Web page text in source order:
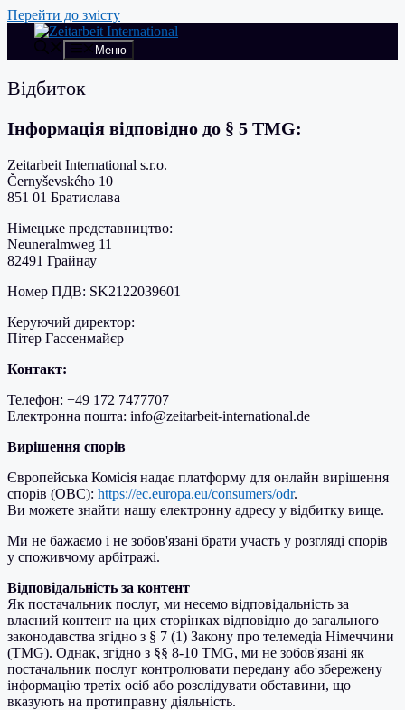
Перейти до змісту
Меню
Відбиток
Інформація відповідно до § 5 TMG:
Zeitarbeit International s.r.o.
Černyševského 10
851 01 Братислава
Німецьке представництво:
Neuneralmweg 11
82491 Грайнау
Номер ПДВ: SK2122039601
Керуючий директор:
Пітер Гассенмайєр
Контакт:
Телефон: +49 172 7477707
Електронна пошта: info@zeitarbeit-international.de
Вирішення спорів
Європейська Комісія надає платформу для онлайн вирішення
спорів (ОВС): https://ec.europa.eu/consumers/odr.
Ви можете знайти нашу електронну адресу у відбитку вище.
Ми не бажаємо і не зобов'язані брати участь у розгляді спорів
у споживчому арбітражі.
Відповідальність за контент
Як постачальник послуг, ми несемо відповідальність за
власний контент на цих сторінках відповідно до загального
законодавства згідно з § 7 (1) Закону про телемедіа Німеччини
(TMG). Однак, згідно з §§ 8-10 TMG, ми не зобов'язані як
постачальник послуг контролювати передану або збережену
інформацію третіх осіб або розслідувати обставини, що
вказують на протиправну діяльність.